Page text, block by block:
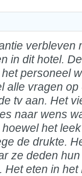
verbleven
in dit hotel. De
personeel
alle vragen
tv aan. Het
naar wens
het
de drukte.
ze deden
Het eten in